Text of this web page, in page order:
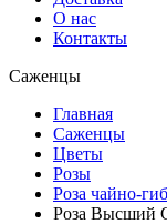
О нас
Контакты
Саженцы
Главная
Саженцы
Цветы
Розы
Роза чайно-
Роза Высший